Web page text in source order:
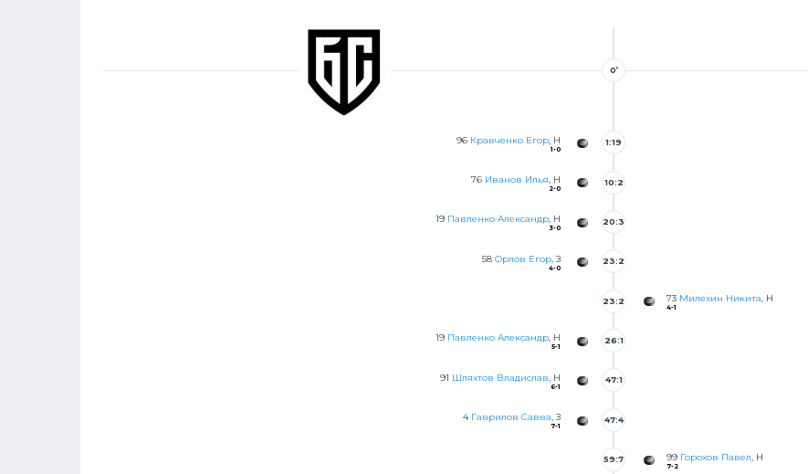
0’
96 Кравченко Егор, Н
1-0
1:19
76 Иванов Илья, Н
2-0
10:2
19 Павленко Александр, Н
3-0
20:3
58 Орлов Егор, З
4-0
23:2
73 Милехин Никита, Н
4-1
23:2
19 Павленко Александр, Н
5-1
26:1
91 Шляхтов Владислав, Н
6-1
47:1
4 Гаврилов Савва, З
7-1
47:4
99 Горохов Павел , Н
7-2
59:7